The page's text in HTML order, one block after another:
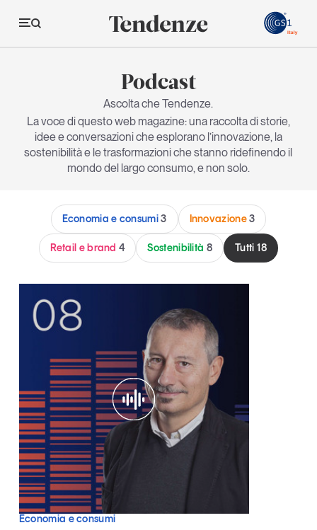
Tendenze
Economia e consumi
Innovazione
Retail e brand
Sostenibilità
Grandi temi
Magazine
Articoli
Dossier
Il Numero
Interviste
Comunicati stampa
Video
Podcast
Studi e ricerche
Tutti gli studi e le ricerche
Eventi e formazione
Podcast
Ascolta che Tendenze.
La voce di questo web magazine: una raccolta di storie,
idee e conversazioni che esplorano l’innovazione, la
sostenibilità e le trasformazioni che stanno ridefinendo il
mondo del largo consumo, e non solo.
Economia e consumi3 Innovazione3
Retail e brand4 Sostenibilità 8 Tutti 18
Economia e consumi